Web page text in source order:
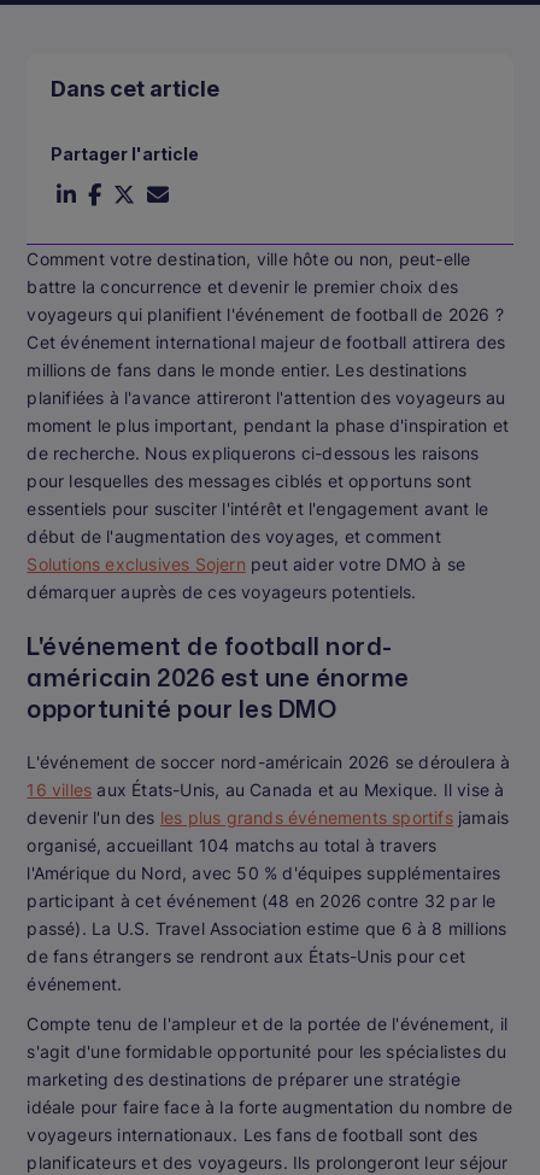
Comment votre destination, ville hôte ou non, peut-elle
battre la concurrence et devenir le premier choix des
voyageurs qui planifient l'événement de football de 2026 ?
Cet événement international majeur de football attirera des
millions de fans dans le monde entier. Les destinations
planifiées à l'avance attireront l'attention des voyageurs au
moment le plus important, pendant la phase d'inspiration et
de recherche. Nous expliquerons ci-dessous les raisons
pour lesquelles des messages ciblés et opportuns sont
essentiels pour susciter l'intérêt et l'engagement avant le
début de l'augmentation des voyages, et comment
Solutions exclusives Sojern peut aider votre DMO à se
démarquer auprès de ces voyageurs potentiels.
L'événement de football nord-
américain 2026 est une énorme
opportunité pour les DMO
L'événement de soccer nord-américain 2026 se déroulera à
16 villes aux États-Unis, au Canada et au Mexique. Il vise à
devenir l'un des les plus grands événements sportifsjamais
organisé, accueillant 104 matchs au total à travers
l'Amérique du Nord, avec 50 % d'équipes supplémentaires
participant à cet événement (48 en 2026 contre 32 par le
passé). La U.S. Travel Association estime que 6 à 8 millions
de fans étrangers se rendront aux États-Unis pour cet
événement.
Compte tenu de l'ampleur et de la portée de l'événement, il
s'agit d'une formidable opportunité pour les spécialistes du
marketing des destinations de préparer une stratégie
idéale pour faire face à la forte augmentation du nombre de
voyageurs internationaux. Les fans de football sont des
planificateurs et des voyageurs. Ils prolongeront leur séjour
Dans cet article
Partager l'article